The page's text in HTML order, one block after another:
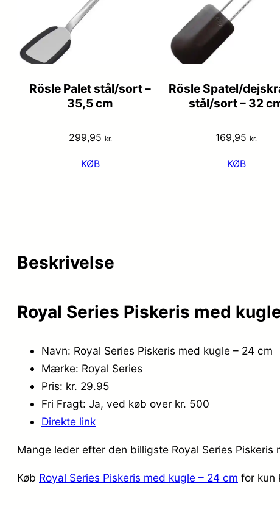
Rösle Palet stål/sort –
35,5 cm
299,95 kr.
KØB
Rösle Spatel/
stål/sort – 32
169,95 kr.
KØB
Beskrivelse
Royal Series Piskeris med
Navn: Royal Series Piskeris med kugle – 24 cm
Mærke: Royal Series
Pris: kr. 29.95
Fri Fragt: Ja, ved køb over kr. 500
Direkte link
Mange leder efter den billigste Royal Series
Køb Royal Series Piskeris med kugle – 24 cm for kun